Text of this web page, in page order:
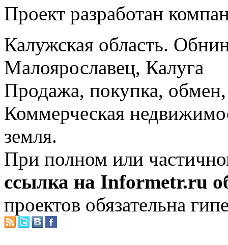
Проект разработан
Калужская область.
Малоярославец, Калуга
Продажа, покупка, обмен,
Коммерческая
земля.
При полном или
ссылка на Informetr.ru
проектов обязательна